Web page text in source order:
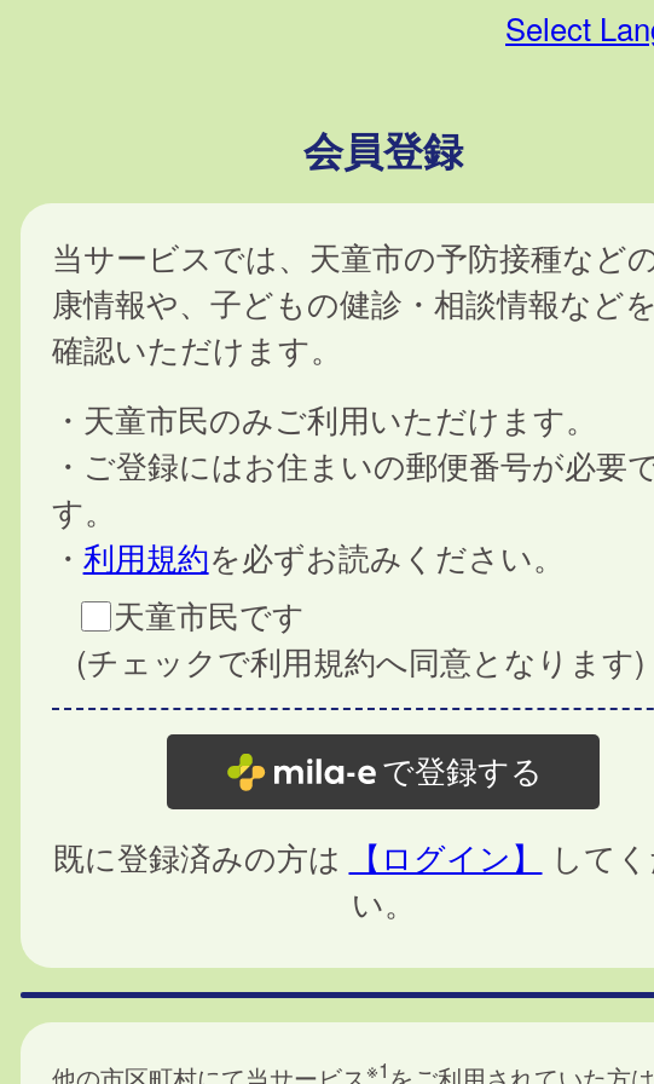
Select
会員登録
当サービスでは、天童市の予防接種など
康情報や、子どもの健診・相談情報など
確認いただけます。
・天童市民のみご利用いただけます。
・ご登録にはお住まいの郵便番号が必要
す。
・ 利用規約を必ずお読みください。
天童市民です
(チェックで利用規約へ同意となります)
で登録する
既に登録済みの方は 【ログイン】
して
い。
他の市区町村にて当サービス ※1 をご利用されていた方